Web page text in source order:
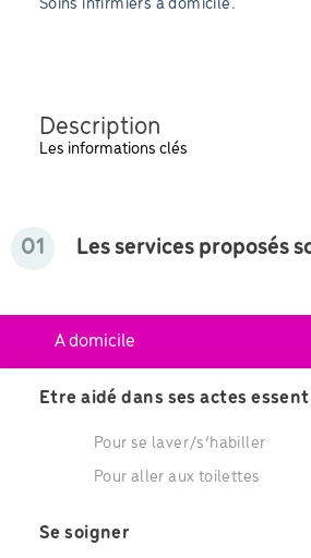
Soins infirmiers à domicile.
Description
Les informations clés
01 Les services proposés
A domicile
Etre aidé dans ses actes
Pour se laver/s’habiller
Pour aller aux toilettes
Se soigner